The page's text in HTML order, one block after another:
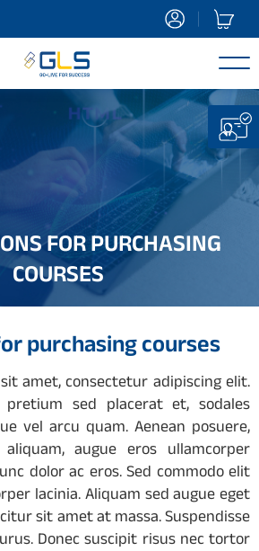
FOR PURCHASING
COURSES
purchasing courses
amet, consectetur adipiscing elit.
pretium sed placerat et, sodales
vel arcu quam. Aenean posuere,
augue eros ullamcorper
dolor ac eros. Sed commodo elit
lacinia. Aliquam sed augue eget
sit amet at massa. Suspendisse
Donec suscipit risus nec tortor